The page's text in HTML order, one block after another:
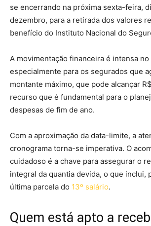
se encerrando na próxima sexta-feira,
dezembro, para a retirada dos valores
benefício do Instituto Nacional do
A movimentação financeira é intensa
especialmente para os segurados que
montante máximo, que pode alcançar
recurso que é fundamental para o
despesas de fim de ano.
Com a aproximação da data-limite, a
cronograma torna-se imperativa. O
cuidadoso é a chave para assegurar o
integral da quantia devida, o que inclui,
última parcela do 13º salário.
Quem está apto a